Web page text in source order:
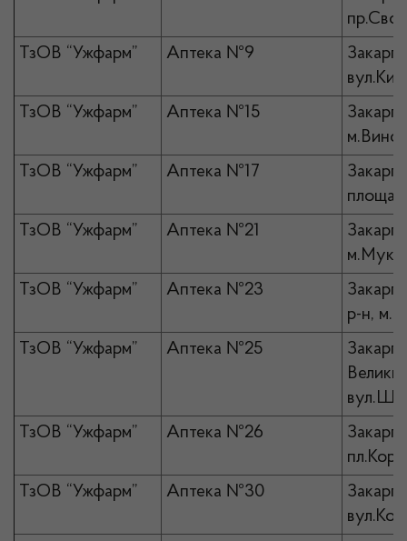
ТзОВ “Ужфарм”
Аптека №9
ТзОВ “Ужфарм”
Аптека №15
ТзОВ “Ужфарм”
Аптека №17
площа
ТзОВ “Ужфарм”
Аптека №21
ТзОВ “Ужфарм”
Аптека №23
р-н,
ТзОВ “Ужфарм”
Аптека №25
ТзОВ “Ужфарм”
Аптека №26
ТзОВ “Ужфарм”
Аптека №30